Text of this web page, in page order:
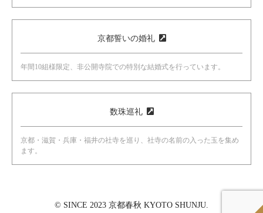
京都誓いの婚礼
年間10組様限定、非公開寺院での特別な結婚式を行っています。
数珠巡礼
京都・滋賀・兵庫・福井の社寺を巡り、社寺の名前の入った玉を集め
ます。
© SINCE 2023 京都春秋 KYOTO SHUNJU.